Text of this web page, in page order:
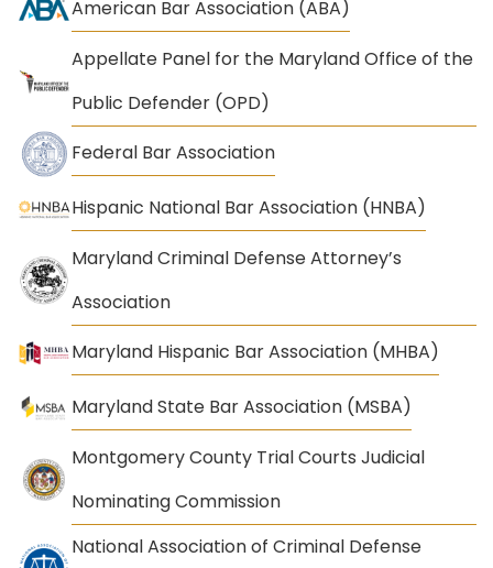
American Bar Association (ABA)
Appellate Panel for the Maryland Office of the
Public Defender (OPD)
Federal Bar Association
Hispanic National Bar Association (HNBA)
Maryland Criminal Defense Attorney’s
Association
Maryland Hispanic Bar Association (MHBA)
Maryland State Bar Association (MSBA)
Montgomery County Trial Courts Judicial
Nominating Commission
National Association of Criminal Defense